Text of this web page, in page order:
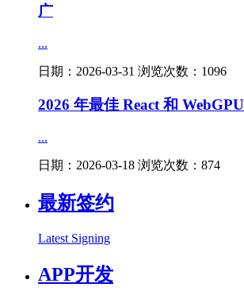
广
...
日期：2026-03-31 浏览次数：1096
2026 年最佳 React 和
...
日期：2026-03-18 浏览次数：874
最新签约
Latest Signing
APP开发